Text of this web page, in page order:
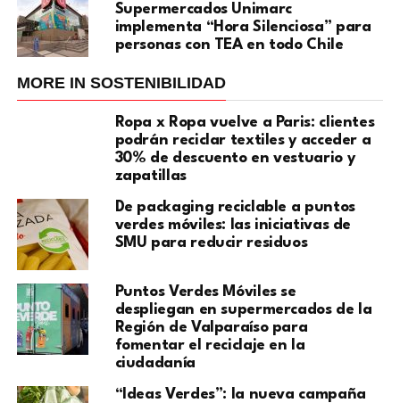
Supermercados Unimarc
implementa “Hora Silenciosa” para
personas con TEA en todo Chile
MORE IN SOSTENIBILIDAD
Ropa x Ropa vuelve a Paris: clientes
podrán reciclar textiles y acceder a
30% de descuento en vestuario y
zapatillas
De packaging reciclable a puntos
verdes móviles: las iniciativas de
SMU para reducir residuos
Puntos Verdes Móviles se
despliegan en supermercados de la
Región de Valparaíso para
fomentar el reciclaje en la
ciudadanía
“Ideas Verdes”: la nueva campaña